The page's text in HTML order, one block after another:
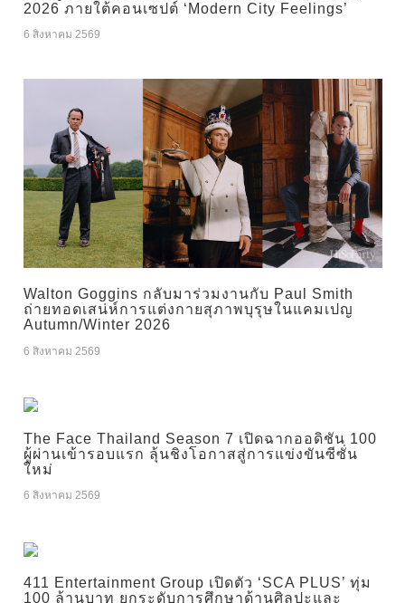
2026 ภายใต้คอนเซปต์ ‘Modern City Feelings’
6 สิงหาคม 2569
Walton Goggins กลับมาร่วมงานกับ Paul Smith
ถ่ายทอดเสน่ห์การแต่งกายสุภาพบุรุษในแคมเปญ
Autumn/Winter 2026
6 สิงหาคม 2569
The Face Thailand Season 7 เปิดฉากออดิชัน 100
ผู้ผ่านเข้ารอบแรก ลุ้นชิงโอกาสสู่การแข่งขันซีซั่น
ใหม่
6 สิงหาคม 2569
411 Entertainment Group เปิดตัว ‘SCA PLUS’ ทุ่ม
100 ล้านบาท ยกระดับการศึกษาด้านศิลปะและ